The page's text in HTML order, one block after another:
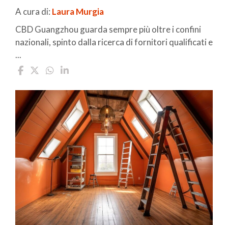
A cura di: Laura Murgia
CBD Guangzhou guarda sempre più oltre i confini
nazionali, spinto dalla ricerca di fornitori qualificati e
...